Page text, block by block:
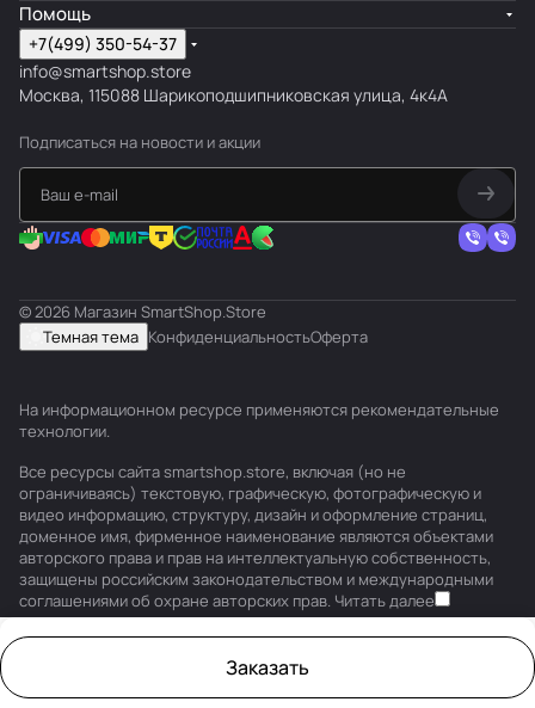
Заказать
Помощь
+7(499) 350-54-37
info@smartshop.store
Москва, 115088 Шарикоподшипниковская улица, 4к4А
Подписаться на новости и акции
© 2026 Магазин SmartShop.Store
Темная тема КонфиденциальностьОферта
На информационном ресурсе применяются рекомендательные
технологии.
Все ресурсы сайта smartshop.store, включая (но не
ограничиваясь) текстовую, графическую, фотографическую и
видео информацию, структуру, дизайн и оформление страниц,
доменное имя, фирменное наименование являются объектами
авторского права и прав на интеллектуальную собственность,
защищены российским законодательством и международными
соглашениями об охране авторских прав. Читать далее